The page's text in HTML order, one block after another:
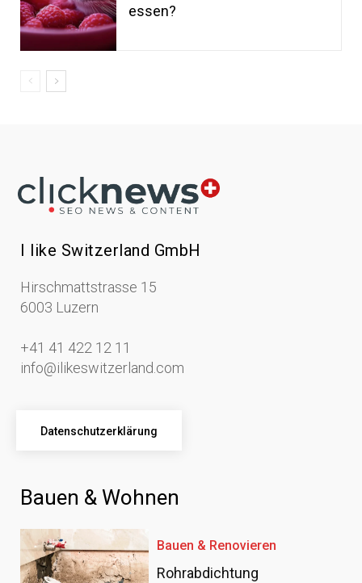
essen?
I like Switzerland GmbH
Hirschmattstrasse 15
6003 Luzern
+41 41 422 12 11
info@ilikeswitzerland.com
Datenschutzerklärung
Bauen & Wohnen
Bauen & Renovieren
Rohrabdichtung